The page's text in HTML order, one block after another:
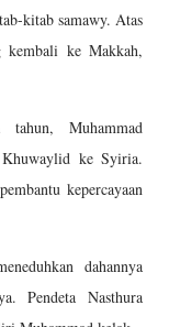
kitab samawy. Atas
kembali ke Makkah,
Muhammad
ke Syiria.
kepercayaan
dahannya
Pendeta Nasthura